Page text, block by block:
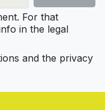
For that
in the legal
and the privacy